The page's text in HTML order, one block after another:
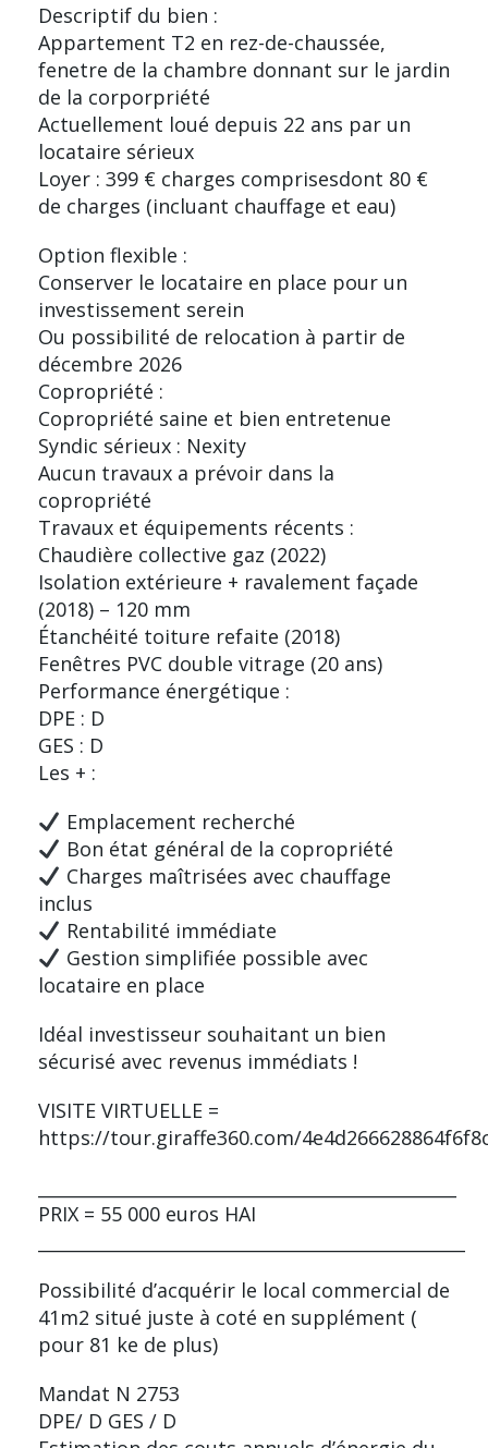
Descriptif du bien :
Appartement T2 en rez-de-chaussée,
fenetre de la chambre donnant sur le jardin
de la corporpriété
Actuellement loué depuis 22 ans par un
locataire sérieux
Loyer : 399 € charges comprisesdont 80 €
de charges (incluant chauffage et eau)
Option flexible :
Conserver le locataire en place pour un
investissement serein
Ou possibilité de relocation à partir de
décembre 2026
Copropriété :
Copropriété saine et bien entretenue
Syndic sérieux : Nexity
Aucun travaux a prévoir dans la
copropriété
Travaux et équipements récents :
Chaudière collective gaz (2022)
Isolation extérieure + ravalement façade
(2018) – 120 mm
Étanchéité toiture refaite (2018)
Fenêtres PVC double vitrage (20 ans)
Performance énergétique :
DPE : D
GES : D
Les + :
Emplacement recherché
Bon état général de la copropriété
Charges maîtrisées avec chauffage
inclus
Rentabilité immédiate
Gestion simplifiée possible avec
locataire en place
Idéal investisseur souhaitant un bien
sécurisé avec revenus immédiats !
VISITE VIRTUELLE =
https://tour.giraffe360.com/
PRIX = 55 000 euros HAI
Possibilité d’acquérir le local commercial de
41m2 situé juste à coté en supplément (
pour 81 ke de plus)
Mandat N 2753
DPE/ D GES / D